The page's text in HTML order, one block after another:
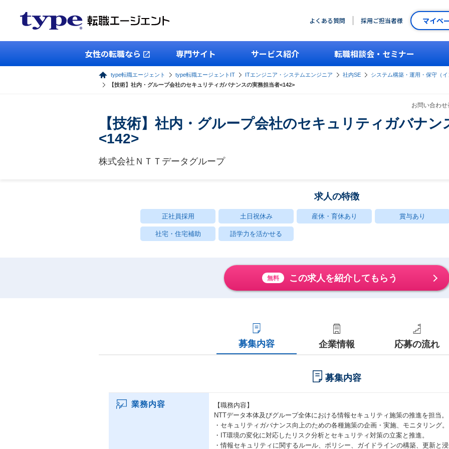
よくある質問 採用ご担当者様 マイペ
女性の転職なら 専門サイト サービス紹介 転職相談会・セミナー
type転職エージェント type転職エージェントIT ITエンジニア・システムエンジニア 社内SE
システム構築・運用・保守（
【技術】社内・グループ会社のセキュリティガバナンスの実務担当者<142>
お問い合わ
【技術】社内・グループ会社のセキュリティガバナン
<142>
株式会社ＮＴＴデータグループ
求人の特徴
正社員採用 土日祝休み 産休・育休あり 賞与あり
社宅・住宅補助 語学力を活かせる
無料 この求人を紹介してもらう
募集内容 企業情報 応募の流れ
募集内容
業務内容
【職務内容】
NTTデータ本体及びグループ全体における情報セキュリティ施策の推進を担当。
・セキュリティガバナンス向上のための各種施策の企画・実施、モニタリング。
・IT環境の変化に対応したリスク分析とセキュリティ対策の立案と推進。
・情報セキュリティに関するルール、ポリシー、ガイドラインの構築、更新と